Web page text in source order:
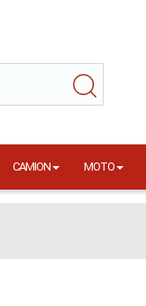
CAMION MOTO